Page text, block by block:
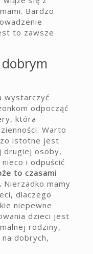
Bardzo
to zawsze
wystarczyć
odpocząć
która
Warto
istotne jest
drugiej osoby,
i odpuścić
to czasami
Nierzadko mamy
dlaczego
niepewne
dzieci jest
rodziny,
dobrych,